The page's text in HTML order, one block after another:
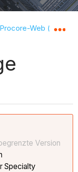
und
Procore-Web
Version
Specialty